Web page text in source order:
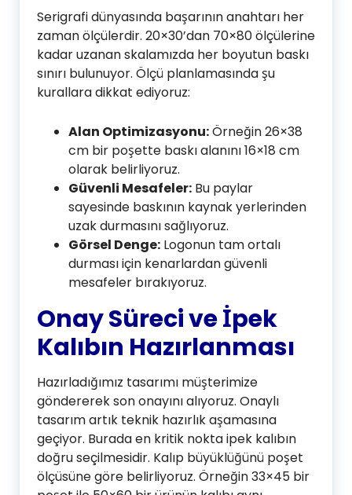
Serigrafi dünyasında başarının anahtarı her
zaman ölçülerdir. 20×30’dan 70×80 ölçülerine
kadar uzanan skalamızda her boyutun baskı
sınırı bulunuyor. Ölçü planlamasında şu
kurallara dikkat ediyoruz:
Alan Optimizasyonu:Örneğin 26×38
cm bir poşette baskı alanını 16×18 cm
olarak belirliyoruz.
Güvenli Mesafeler: Bu paylar
sayesinde baskının kaynak yerlerinden
uzak durmasını sağlıyoruz.
Görsel Denge: Logonun tam ortalı
durması için kenarlardan güvenli
mesafeler bırakıyoruz.
Onay Süreci ve İpek
Kalıbın Hazırlanması
Hazırladığımız tasarımı müşterimize
göndererek son onayını alıyoruz. Onaylı
tasarım artık teknik hazırlık aşamasına
geçiyor. Burada en kritik nokta ipek kalıbın
doğru seçilmesidir. Kalıp büyüklüğünü poşet
ölçüsüne göre belirliyoruz. Örneğin 33×45 bir